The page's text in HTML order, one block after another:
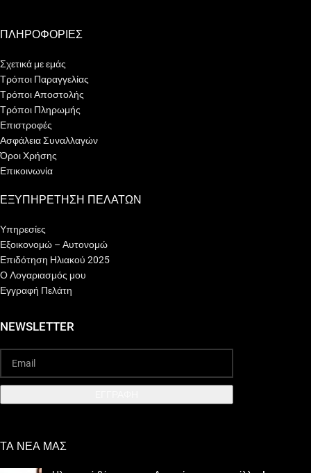
ΠΛΗΡΟΦΟΡΙΕΣ
Σχετικά με εμάς
Τρόποι Παραγγελίας
Τρόποι Αποστολής
Τρόποι Πληρωμής
Επιστροφές
Ασφάλεια Συναλλαγών
Όροι Χρήσης
Επικοινωνία
ΕΞΥΠΗΡΕΤΗΣΗ ΠΕΛΑΤΩΝ
Υπηρεσίες
Εξοικονομώ – Αυτονομώ
Επιδότηση Ηλιακού 2025
Ο Λογαριασμός μου
Εγγραφή Πελάτη
NEWSLETTER
ΤΑ ΝΕΑ ΜΑΣ